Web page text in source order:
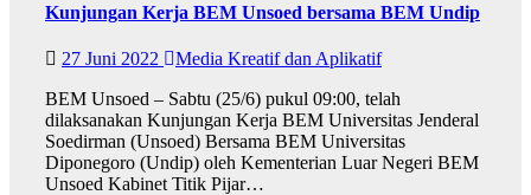
Kunjungan Kerja BEM Unsoed bersama BEM Undip
27 Juni 2022
Media Kreatif dan Aplikatif
BEM Unsoed – Sabtu (25/6) pukul 09:00, telah
dilaksanakan Kunjungan Kerja BEM Universitas Jenderal
Soedirman (Unsoed) Bersama BEM Universitas
Diponegoro (Undip) oleh Kementerian Luar Negeri BEM
Unsoed Kabinet Titik Pijar…